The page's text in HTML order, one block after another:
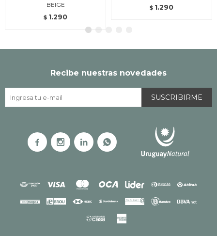
BEIGE
$ 1.290
$ 1.290
Recibe nuestras novedades
SUSCRIBIRME
   